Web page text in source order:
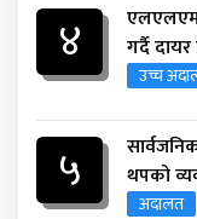
४
एलएलएम
गर्दै
उच्च
५
थपको
अदालत